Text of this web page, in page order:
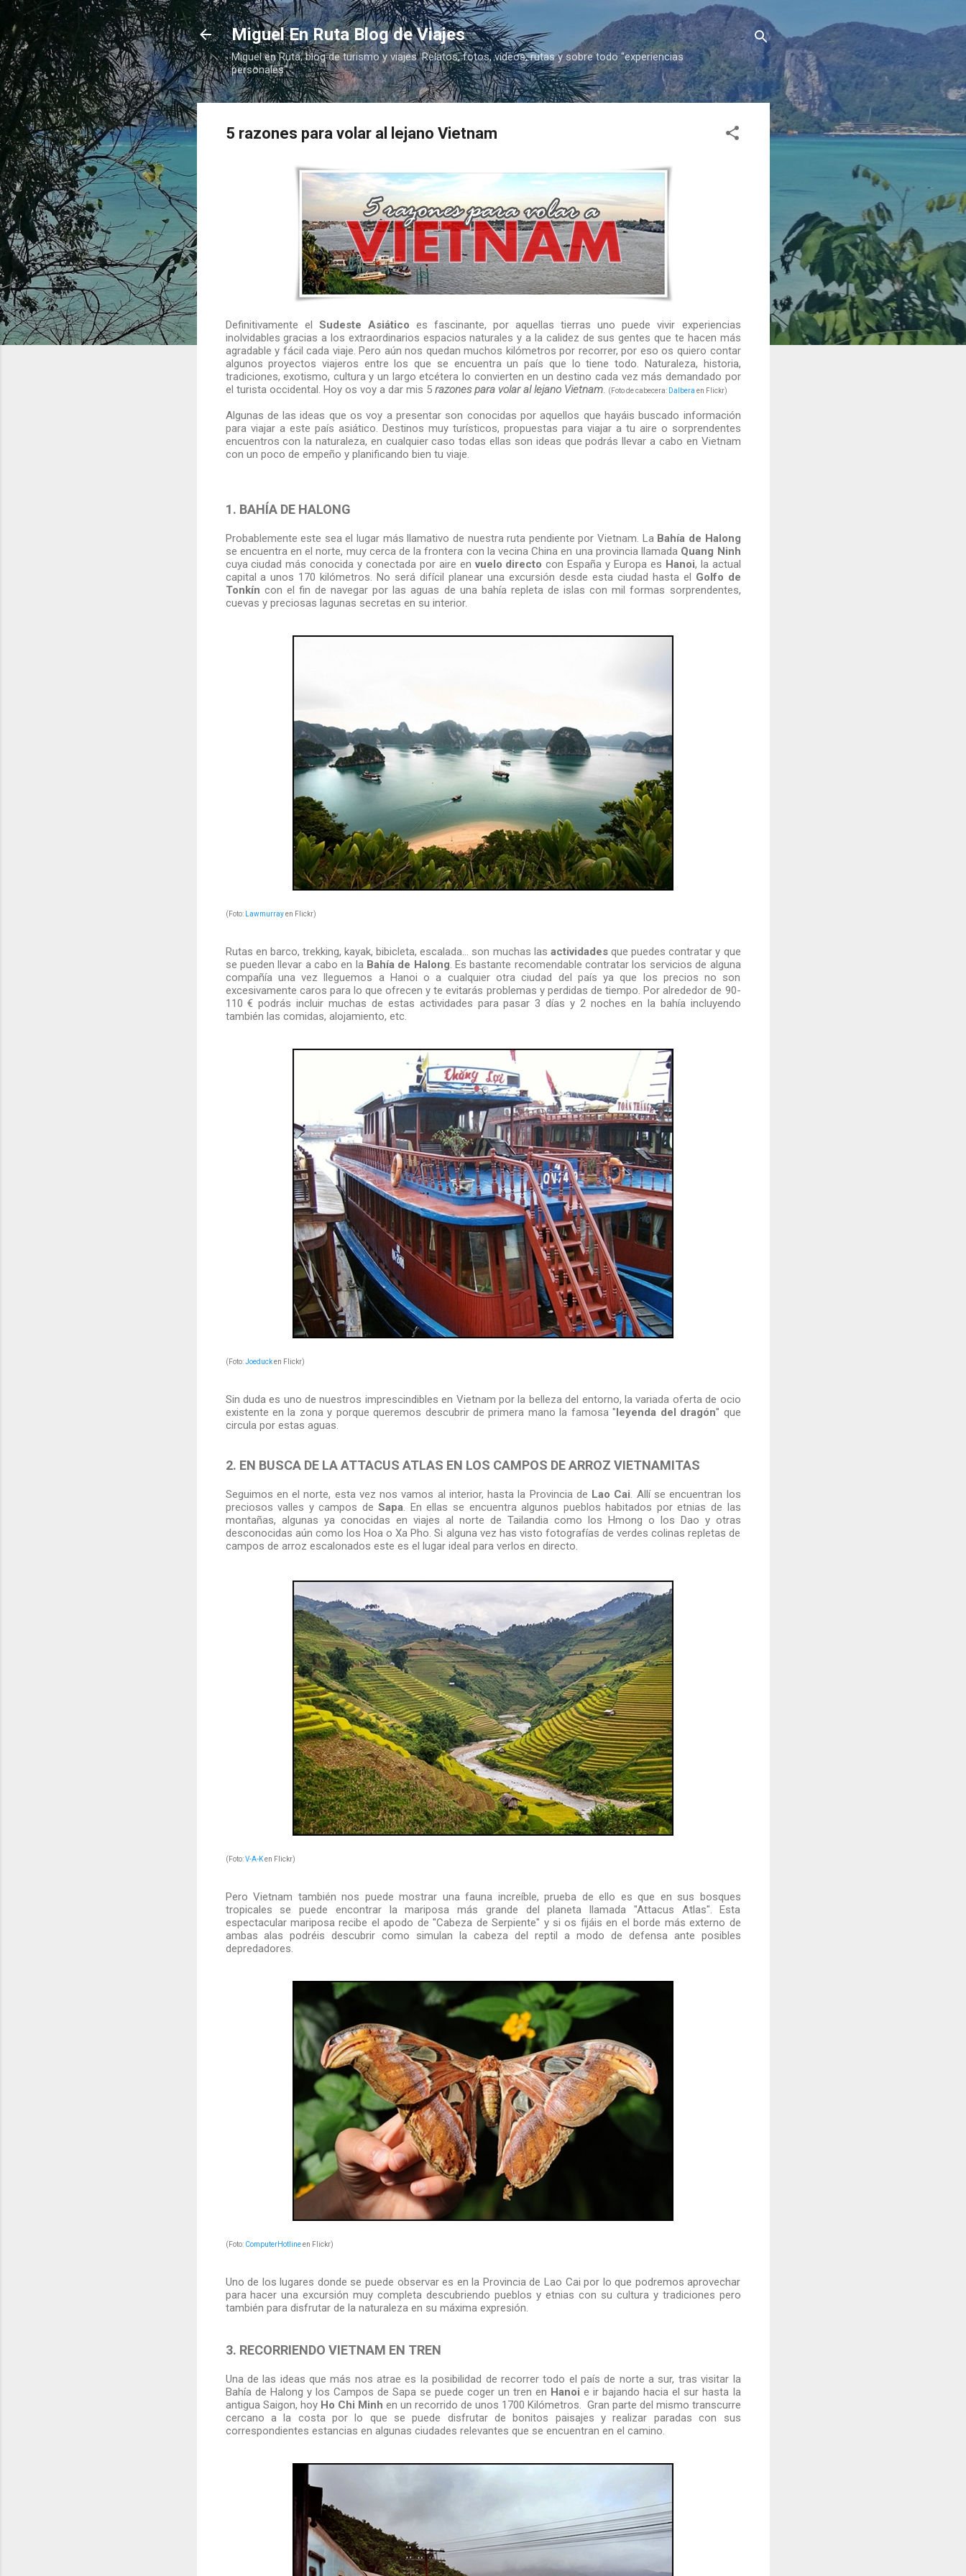
Ir al contenido principal
Miguel En Ruta Blog de Viajes
Miguel en Ruta, blog de turismo y viajes. Relatos, fotos, vídeos, rutas y sobre todo "experiencias
personales"
5 razones para volar al lejano Vietnam
Definitivamente el Sudeste Asiático es fascinante, por aquellas tierras uno puede vivir experiencias
inolvidables gracias a los extraordinarios espacios naturales y a la calidez de sus gentes que te hacen más
agradable y fácil cada viaje. Pero aún nos quedan muchos kilómetros por recorrer, por eso os quiero contar
algunos proyectos viajeros entre los que se encuentra un país que lo tiene todo. Naturaleza, historia,
tradiciones, exotismo, cultura y un largo etcétera lo convierten en un destino cada vez más demandado por
el turista occidental. Hoy os voy a dar mis 5 razones para volar al lejano Vietnam. (Foto de cabecera: Dalbera en Flickr)
Algunas de las ideas que os voy a presentar son conocidas por aquellos que hayáis buscado información
para viajar a este país asiático. Destinos muy turísticos, propuestas para viajar a tu aire o sorprendentes
encuentros con la naturaleza, en cualquier caso todas ellas son ideas que podrás llevar a cabo en Vietnam
con un poco de empeño y planificando bien tu viaje.
1. BAHÍA DE HALONG
Probablemente este sea el lugar más llamativo de nuestra ruta pendiente por Vietnam. La Bahía de Halong
se encuentra en el norte, muy cerca de la frontera con la vecina China en una provincia llamada Quang Ninh
cuya ciudad más conocida y conectada por aire envuelo directo con España y Europa es Hanoi, la actual
capital a unos 170 kilómetros. No será difícil planear una excursión desde esta ciudad hasta el Golfo de
Tonkín con el fin de navegar por las aguas de una bahía repleta de islas con mil formas sorprendentes,
cuevas y preciosas lagunas secretas en su interior.
(Foto: Lawmurrayen Flickr)
Rutas en barco, trekking, kayak, bibicleta, escalada... son muchas las actividadesque puedes contratar y que
se pueden llevar a cabo en la Bahía de Halong . Es bastante recomendable contratar los servicios de alguna
compañía una vez lleguemos a Hanoi o a cualquier otra ciudad del país ya que los precios no son
excesivamente caros para lo que ofrecen y te evitarás problemas y perdidas de tiempo. Por alrededor de 90-
110 € podrás incluir muchas de estas actividades para pasar 3 días y 2 noches en la bahía incluyendo
también las comidas, alojamiento, etc.
(Foto:Joeducken Flickr)
Sin duda es uno de nuestros imprescindibles en Vietnam por la belleza del entorno, la variada oferta de ocio
existente en la zona y porque queremos descubrir de primera mano la famosa "leyenda del dragón" que
circula por estas aguas.
2. EN BUSCA DE LA ATTACUS ATLAS EN LOS CAMPOS DE ARROZ VIETNAMITAS
Seguimos en el norte, esta vez nos vamos al interior, hasta la Provincia de Lao Cai . Allí se encuentran los
preciosos valles y campos deSapa . En ellas se encuentra algunos pueblos habitados por etnias de las
montañas, algunas ya conocidas en viajes al norte de Tailandia como los Hmong o los Dao y otras
desconocidas aún como los Hoa o Xa Pho. Si alguna vez has visto fotografías de verdes colinas repletas de
campos de arroz escalonados este es el lugar ideal para verlos en directo.
(Foto:V-A-Ken Flickr)
Pero Vietnam también nos puede mostrar una fauna increíble, prueba de ello es que en sus bosques
tropicales se puede encontrar la mariposa más grande del planeta llamada "Attacus Atlas". Esta
espectacular mariposa recibe el apodo de "Cabeza de Serpiente" y si os fijáis en el borde más externo de
ambas alas podréis descubrir como simulan la cabeza del reptil a modo de defensa ante posibles
depredadores.
(Foto: ComputerHotlineen Flickr)
Uno de los lugares donde se puede observar es en la Provincia de Lao Cai por lo que podremos aprovechar
para hacer una excursión muy completa descubriendo pueblos y etnias con su cultura y tradiciones pero
también para disfrutar de la naturaleza en su máxima expresión.
3. RECORRIENDO VIETNAM EN TREN
Una de las ideas que más nos atrae es la posibilidad de recorrer todo el país de norte a sur, tras visitar la
Bahía de Halong y los Campos de Sapa se puede coger un tren en Hanoi e ir bajando hacia el sur hasta la
antigua Saigon, hoy Ho Chi Minh en un recorrido de unos 1700 Kilómetros. Gran parte del mismo transcurre
cercano a la costa por lo que se puede disfrutar de bonitos paisajes y realizar paradas con sus
correspondientes estancias en algunas ciudades relevantes que se encuentran en el camino.